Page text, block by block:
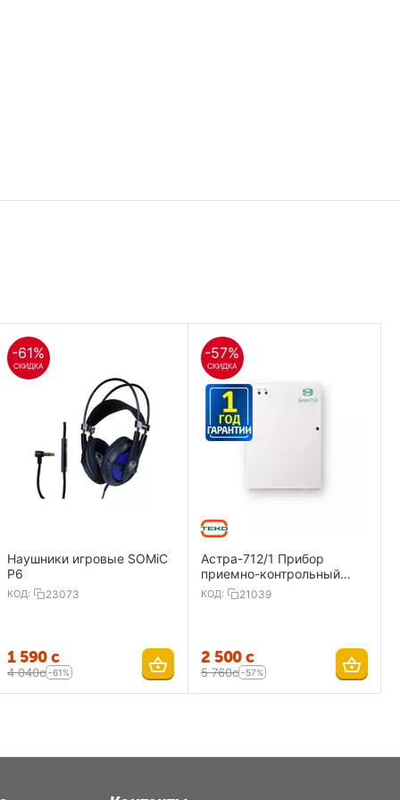
-61%
СКИДКА
Наушники игровые SOMiC
P6
КОД: 23073
1 590с
4 040с -61%
-57%
СКИДКА
Астра-712/1 Прибор
приемно-контрольный
охранно-пожарный 1
ШС,ИП
КОД: 21039
2 500с
5 760с -57%